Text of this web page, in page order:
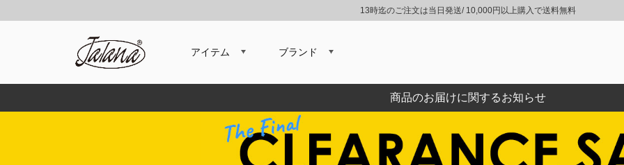
13時迄のご注文は当日発送/ 10,000円以上購入で送料無料
アイテム ブランド
商品のお届けに関するお知らせ